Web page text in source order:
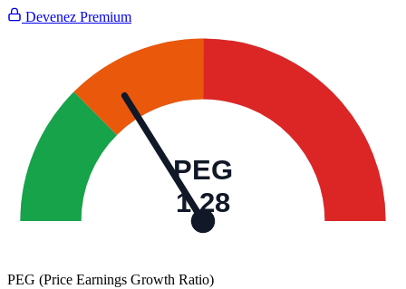
Devenez Premium
PEG
1,28
PEG (Price Earnings Growth Ratio)